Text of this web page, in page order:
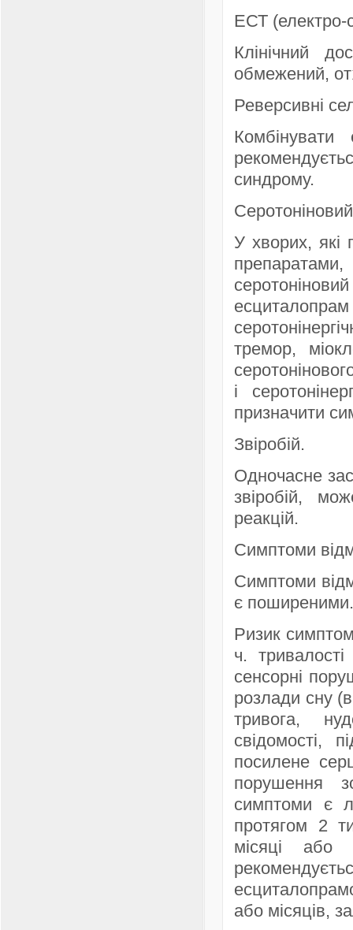
ЕСТ (електро-
Клінічний
обмежений,
Реверсивні
синдрому.
У хворих, які
тремор,
і
призначити
Звіробій.
Одночасне
звіробій,
реакцій.
Симптоми
Симптоми
є
Ризик
ч.
сенсорні
розлади сну
тривога,
свідомості,
посилене
порушення
симптоми є
протягом 2
місяці або
або місяців,